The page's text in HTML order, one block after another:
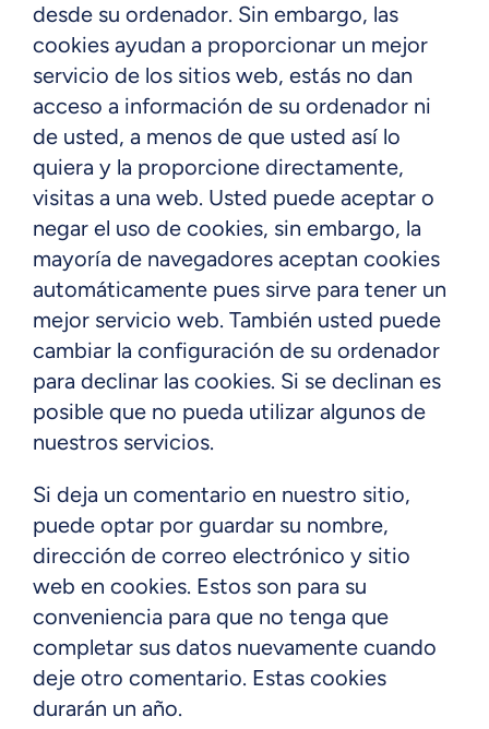
desde su ordenador. Sin embargo, las
cookies ayudan a proporcionar un mejor
servicio de los sitios web, estás no dan
acceso a información de su ordenador ni
de usted, a menos de que usted así lo
quiera y la proporcione directamente,
visitas a una web. Usted puede aceptar o
negar el uso de cookies, sin embargo, la
mayoría de navegadores aceptan cookies
automáticamente pues sirve para tener un
mejor servicio web. También usted puede
cambiar la configuración de su ordenador
para declinar las cookies. Si se declinan es
posible que no pueda utilizar algunos de
nuestros servicios.
Si deja un comentario en nuestro sitio,
puede optar por guardar su nombre,
dirección de correo electrónico y sitio
web en cookies. Estos son para su
conveniencia para que no tenga que
completar sus datos nuevamente cuando
deje otro comentario. Estas cookies
durarán un año.